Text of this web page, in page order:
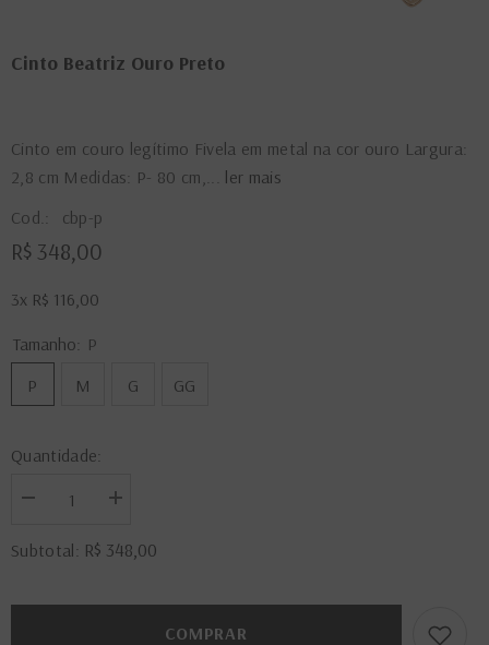
Cinto Beatriz Ouro Preto
Cinto em couro legítimo Fivela em metal na cor ouro Largura:
2,8 cm Medidas: P- 80 cm,... ler mais
Cod.:
cbp-p
R$ 348,00
3x R$ 116,00
Tamanho: P
P
M G GG
Quantidade:
Diminuir
de
Ouro
Aumentar
de
Ouro
Subtotal: R$ 348,00
COMPRAR